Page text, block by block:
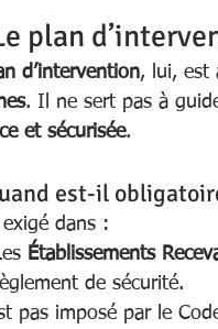
plan
d’intervention, lui, est
. Il ne sert pas à
et sécurisée.
est-il
dans :
Établissements
de sécurité.
pas imposé par le